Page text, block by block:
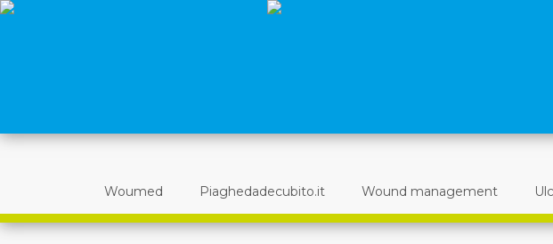
Woumed Piaghedadecubito.it Wound management